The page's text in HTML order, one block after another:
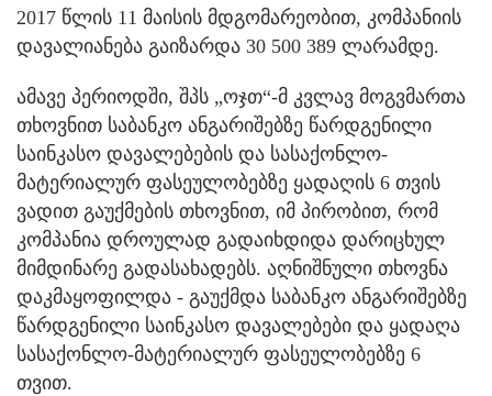
2017 წლის 11 მაისის მდგომარეობით, კომპანიის
დავალიანება გაიზარდა 30 500 389 ლარამდე.
ამავე პერიოდში, შპს „ოჯთ“-მ კვლავ მოგვმართა
თხოვნით საბანკო ანგარიშებზე წარდგენილი
საინკასო დავალებების და სასაქონლო-
მატერიალურ ფასეულობებზე ყადაღის 6 თვის
ვადით გაუქმების თხოვნით, იმ პირობით, რომ
კომპანია დროულად გადაიხდიდა დარიცხულ
მიმდინარე გადასახადებს. აღნიშნული თხოვნა
დაკმაყოფილდა - გაუქმდა საბანკო ანგარიშებზე
წარდგენილი საინკასო დავალებები და ყადაღა
სასაქონლო-მატერიალურ ფასეულობებზე 6
თვით.